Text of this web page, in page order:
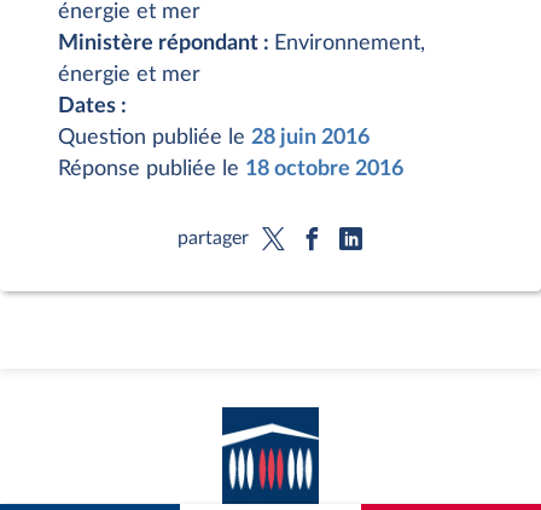
énergie et mer
Ministère répondant : Environnement,
énergie et mer
Dates :
Question publiée le 28 juin 2016
Réponse publiée le 18 octobre 2016
partager